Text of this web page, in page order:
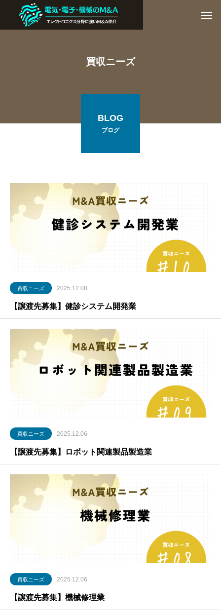
買収ニーズ
BLOG
ブログ
買収ニーズ 2025.12.08
【譲渡先募集】健診システム開発業
買収ニーズ 2025.12.06
【譲渡先募集】ロボット関連製品製造業
買収ニーズ 2025.12.06
【譲渡先募集】機械修理業